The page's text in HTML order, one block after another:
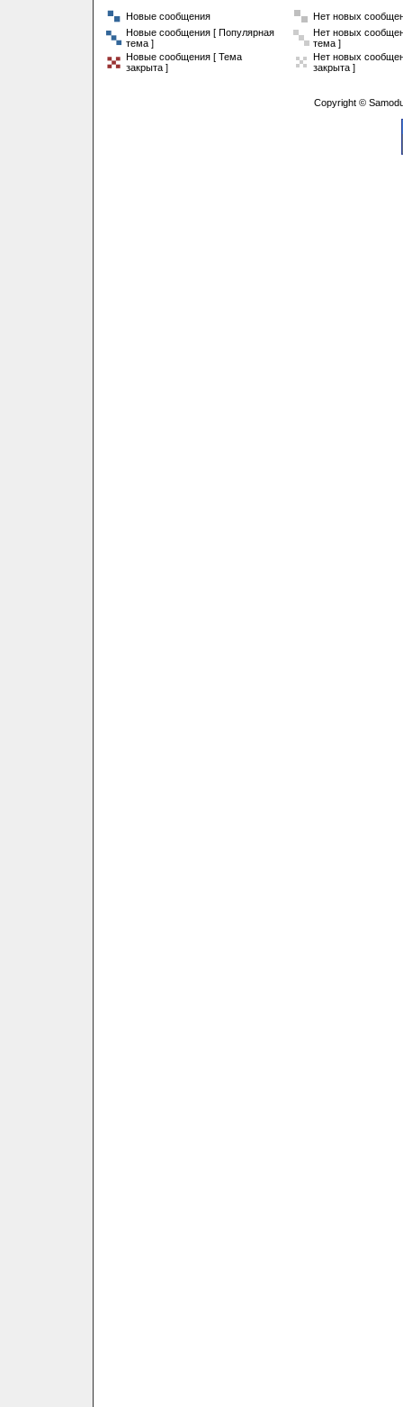
Новые сообщения
Нет новых
Новые сообщения [ Популярная
тема ]
Нет новых
тема ]
Новые сообщения [ Тема
закрыта ]
Нет новых
закрыта ]
Copyright ©